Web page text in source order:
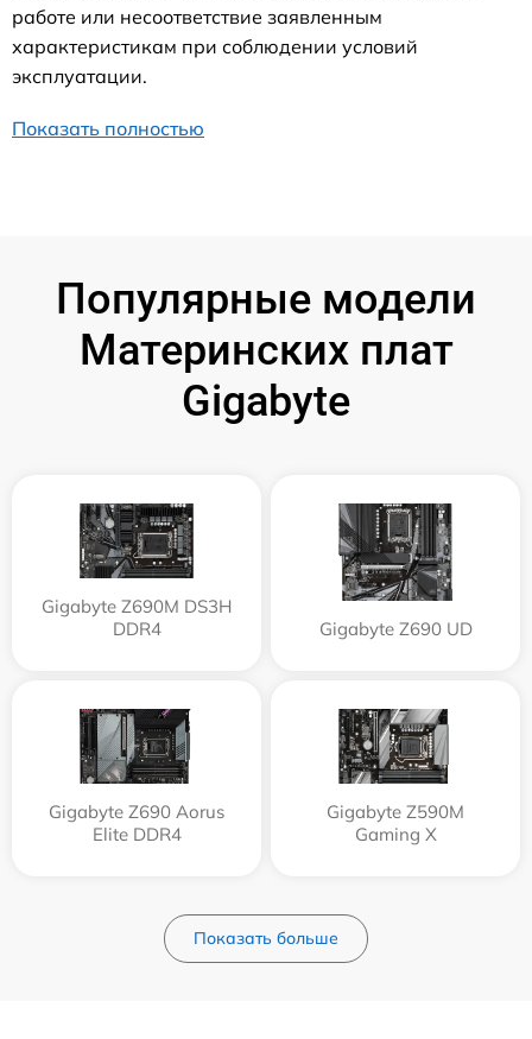
работе или несоответствие заявленным
характеристикам при соблюдении условий
эксплуатации.
Показать полностью
Популярные модели
Материнских плат
Gigabyte
Gigabyte Z690M DS3H
DDR4
Gigabyte Z690 UD
Gigabyte Z690 Aorus
Elite DDR4
Gigabyte Z590M
Gaming X
Показать больше